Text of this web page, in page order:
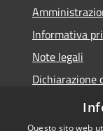
Informativa
Note legali
Dichiarazione
Meccanismo
Questo sito web